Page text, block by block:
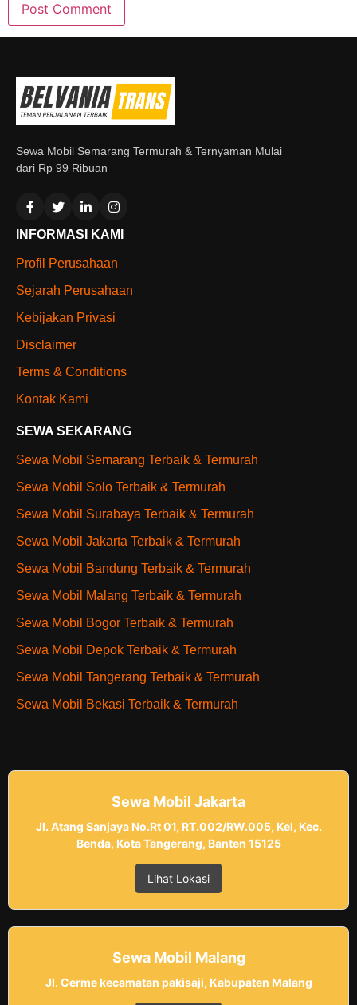
Sewa Mobil Semarang Termurah & Ternyaman Mulai
dari Rp 99 Ribuan
INFORMASI KAMI
Profil Perusahaan
Sejarah Perusahaan
Kebijakan Privasi
Disclaimer
Terms & Conditions
Kontak Kami
SEWA SEKARANG
Sewa Mobil Semarang Terbaik & Termurah
Sewa Mobil Solo Terbaik & Termurah
Sewa Mobil Surabaya Terbaik & Termurah
Sewa Mobil Jakarta Terbaik & Termurah
Sewa Mobil Bandung Terbaik & Termurah
Sewa Mobil Malang Terbaik & Termurah
Sewa Mobil Bogor Terbaik & Termurah
Sewa Mobil Depok Terbaik & Termurah
Sewa Mobil Tangerang Terbaik & Termurah
Sewa Mobil Bekasi Terbaik & Termurah
Sewa Mobil Jakarta
Jl. Atang Sanjaya No.Rt 01, RT.002/RW.005, Kel, Kec.
Benda, Kota Tangerang, Banten 15125
Lihat Lokasi
Sewa Mobil Malang
Jl. Cerme kecamatan pakisaji, Kabupaten Malang